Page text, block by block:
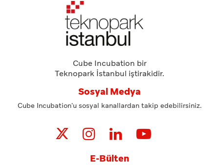
Cube Incubation bir
Teknopark İstanbul iştirakidir.
Sosyal Medya
Cube Incubation'u sosyal kanallardan takip edebilirsiniz.
E-Bülten